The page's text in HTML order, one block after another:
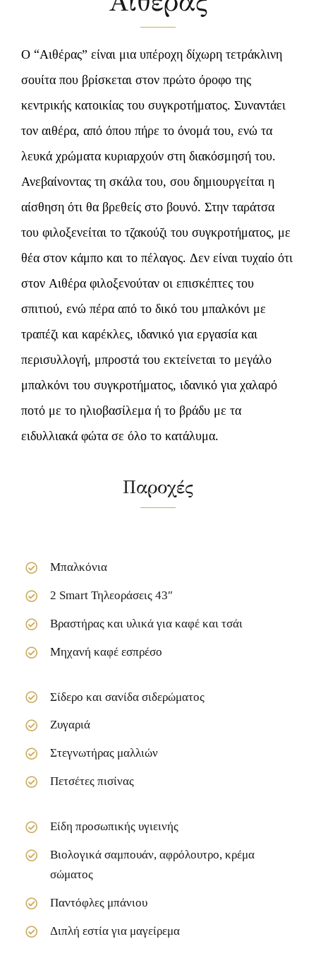
ΠΡΟΣΦΟΡΕΣ
ΚΡΑΤΗΣΗ
Ο “Αιθέρας” είναι μια υπέροχη δίχωρη τετράκλινη
σουίτα που βρίσκεται στον πρώτο όροφο της
κεντρικής κατοικίας του συγκροτήματος. Συναντάει
τον αιθέρα, από όπου πήρε το όνομά του, ενώ τα
λευκά χρώματα κυριαρχούν στη διακόσμησή του.
Ανεβαίνοντας τη σκάλα του, σου δημιουργείται η
αίσθηση ότι θα βρεθείς στο βουνό. Στην ταράτσα
του φιλοξενείται το τζακούζι του συγκροτήματος, με
θέα στον κάμπο και το πέλαγος. Δεν είναι τυχαίο ότι
στον Αιθέρα φιλοξενούταν οι επισκέπτες του
σπιτιού, ενώ πέρα από το δικό του μπαλκόνι με
τραπέζι και καρέκλες, ιδανικό για εργασία και
περισυλλογή, μπροστά του εκτείνεται το μεγάλο
μπαλκόνι του συγκροτήματος, ιδανικό για χαλαρό
ποτό με το ηλιοβασίλεμα ή το βράδυ με τα
ειδυλλιακά φώτα σε όλο το κατάλυμα.
Παροχές
Μπαλκόνια
2 Smart Τηλεοράσεις 43″
Βραστήρας και υλικά για καφέ και τσάι
Μηχανή καφέ εσπρέσο
Σίδερο και σανίδα σιδερώματος
Ζυγαριά
Στεγνωτήρας μαλλιών
Πετσέτες πισίνας
Είδη προσωπικής υγιεινής
Βιολογικά σαμπουάν, αφρόλουτρο, κρέμα
σώματος
Παντόφλες μπάνιου
Διπλή εστία για μαγείρεμα